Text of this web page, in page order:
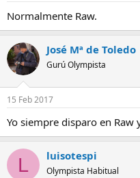
Normalmente Raw.
José Mª de Toledo
Gurú Olympista
15 Feb 2017
Yo siempre disparo en Raw
L luisotespi
Olympista Habitual